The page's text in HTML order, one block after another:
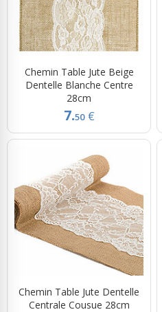
Chemin Table Jute Beige
Dentelle Blanche Centre
28cm
7.50 €
Chemin Table Jute Dentelle
Centrale Cousue 28cm